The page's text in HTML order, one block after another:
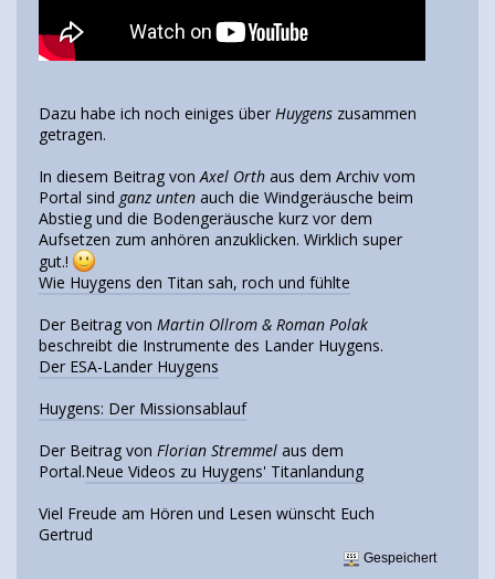
Dazu habe ich noch einiges über Huygens zusammen
getragen.
In diesem Beitrag vonAxel Orth aus dem Archiv vom
Portal sind ganz unten auch die Windgeräusche beim
Abstieg und die Bodengeräusche kurz vor dem
Aufsetzen zum anhören anzuklicken. Wirklich super
gut.!
Wie Huygens den Titan sah, roch und fühlte
Der Beitrag von Martin Ollrom & Roman Polak
beschreibt die Instrumente des Lander Huygens.
Der ESA-Lander Huygens
Huygens: Der Missionsablauf
Der Beitrag von Florian Stremmel aus dem
Portal.Neue Videos zu Huygens' Titanlandung
Viel Freude am Hören und Lesen wünscht Euch
Gertrud
Gespeichert